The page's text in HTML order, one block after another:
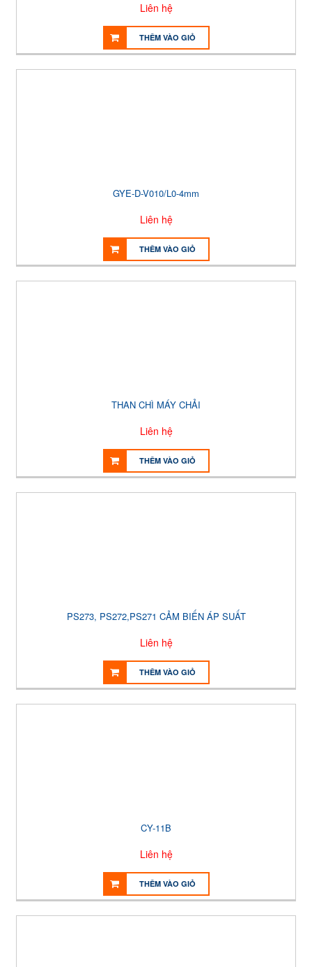
Liên hệ
THÊM VÀO GIỎ
GYE-D-V010/L0-4mm
Liên hệ
THÊM VÀO GIỎ
THAN CHÌ MÁY CHẢI
Liên hệ
THÊM VÀO GIỎ
PS273, PS272,PS271 CẢM BIẾN ÁP SUẤT
Liên hệ
THÊM VÀO GIỎ
CY-11B
Liên hệ
THÊM VÀO GIỎ